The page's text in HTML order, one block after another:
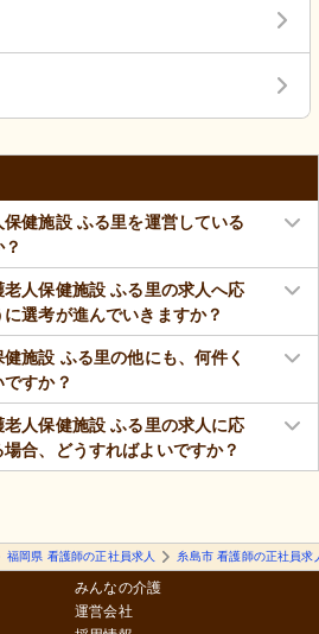
保健施設 ふる里を運営している
老人保健施設 ふる里の求人へ応
選考が進んでいきますか？
健施設 ふる里の他にも、何件く
すか？
老人保健施設 ふる里の求人に応
合、どうすればよいですか？
福岡県 看護師の正社員求人 糸島市 看護師の正社員求
みんなの介護
運営会社